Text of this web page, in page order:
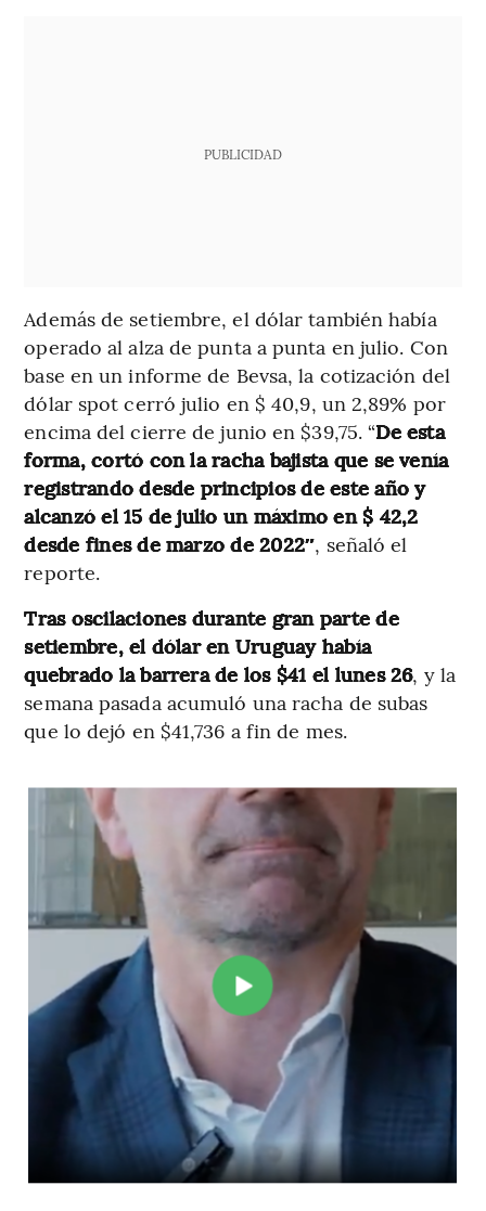
PUBLICIDAD
Además de setiembre, el dólar también había
operado al alza de punta a punta en julio. Con
base en un informe de Bevsa, la cotización del
dólar spot cerró julio en $ 40,9, un 2,89% por
encima del cierre de junio en $39,75. “De esta
forma, cortó con la racha bajista que se venía
registrando desde principios de este año y
alcanzó el 15 de julio un máximo en $ 42,2
desde fines de marzo de 2022″, señaló el
reporte.
Tras oscilaciones durante gran parte de
setiembre, el dólar en Uruguay había
quebrado la barrera de los $41 el lunes 26, y la
semana pasada acumuló una racha de subas
que lo dejó en $41,736 a fin de mes.